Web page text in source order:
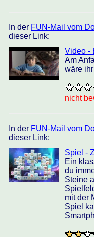
In der FUN-Mail vom
dieser Link:
Video -
Am
wäre
nicht
In der FUN-Mail vom
dieser Link:
Spiel -
Ein
du
Steine
mit der
Spiel